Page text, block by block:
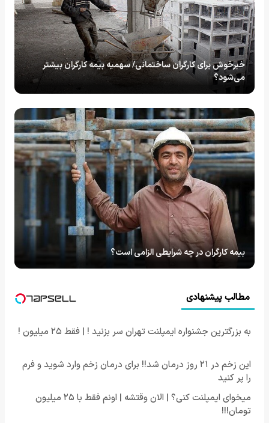
خبرخوش برای کارگران ساختمانی/ سهمیه بیمه کارگران بیشتر
می‌شود؟
بیمه کارگران در چه شرایطی الزامی است؟
مطالب پیشنهادی
به بزرگترین جشنواره ایمپلنت تهران سر بزنید ! | فقط ۲۵ میلیون !
این زخم در ۲۱ روز درمان شد!! برای درمان زخم وارد شوید و فرم
را پر کنید
میخوای ایمپلنت کنی؟ | الان وقتشه | اونم فقط با ۲۵ میلیون
تومان!!!